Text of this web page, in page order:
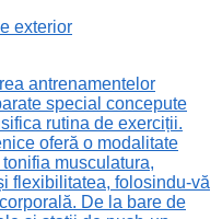
exterior
antrenamentelor
special concepute
rutina de exerciții.
oferă o modalitate
musculatura,
flexibilitatea, folosindu-vă
De la bare de